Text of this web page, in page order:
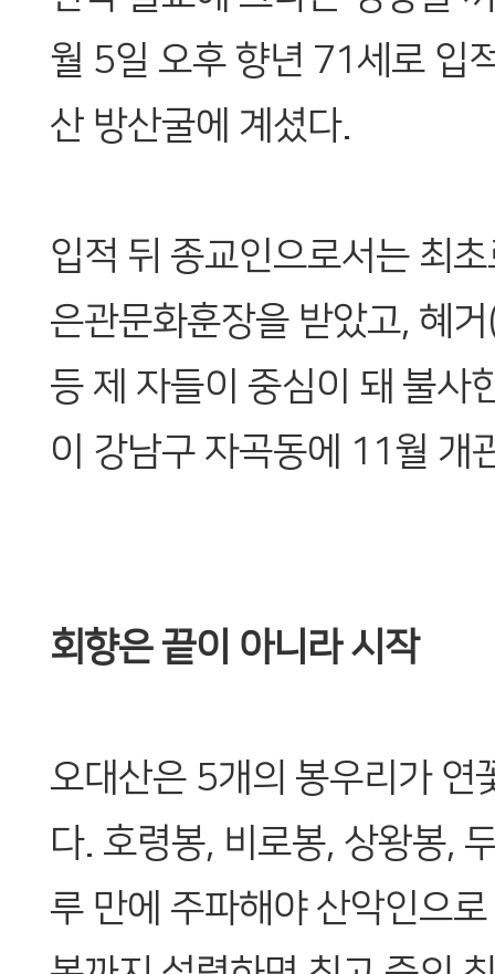
월 5일 오후 향년 71세로 입
산 방산굴에 계셨다.
입적 뒤 종교인으로서는 최
은관문화훈장을 받았고, 혜
등 제 자들이 중심이 돼 불사
이 강남구 자곡동에 11월 개
회향은 끝이 아니라 시작
오대산은 5개의 봉우리가 연
다. 호령봉, 비로봉, 상왕봉,
루 만에 주파해야 산악인으